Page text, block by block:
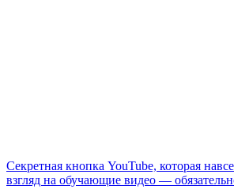
Секретная кнопка YouTube, которая
взгляд на обучающие видео —